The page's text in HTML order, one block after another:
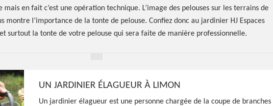
58
en fait c’est une opération technique. L’image des pelouses sur les terrains de
montre l’importance de la tonte de pelouse. Confiez donc au jardinier HJ Espaces
surtout la tonte de votre pelouse qui sera faite de manière professionnelle.
UN JARDINIER ÉLAGUEUR À LIMON
Un jardinier élagueur est une personne chargée de la coupe de branches